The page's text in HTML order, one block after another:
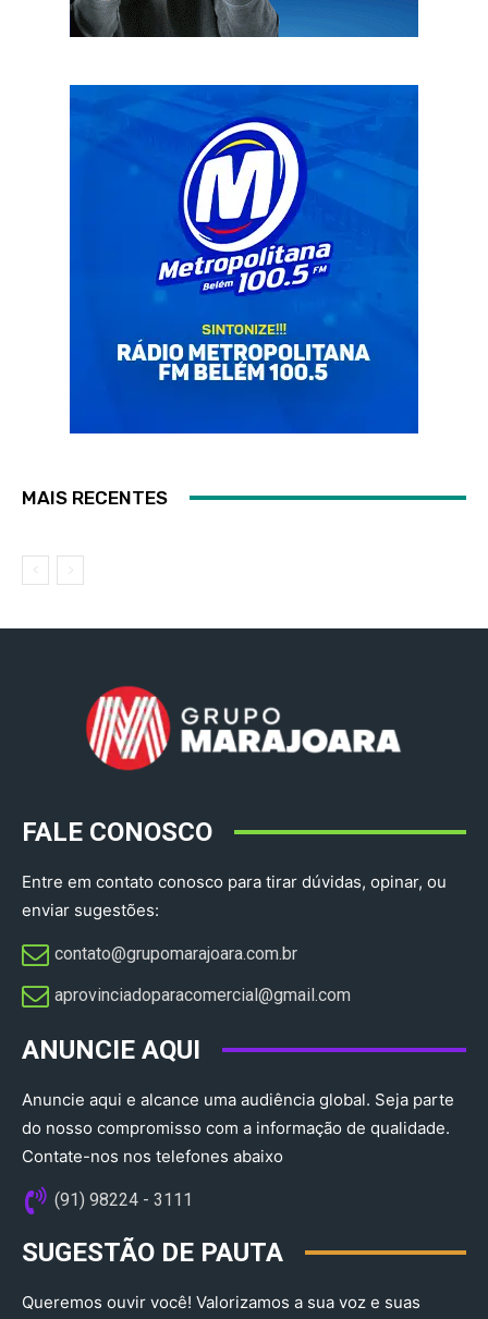
MAIS RECENTES
FALE CONOSCO
Entre em contato conosco para tirar dúvidas, opinar, ou
enviar sugestões:
contato@grupomarajoara.com.br
aprovinciadoparacomercial@gmail.com​
ANUNCIE AQUI
Anuncie aqui e alcance uma audiência global. Seja parte
do nosso compromisso com a informação de qualidade.
Contate-nos nos telefones abaixo
(91) 98224 - 3111
SUGESTÃO DE PAUTA
Queremos ouvir você! Valorizamos a sua voz e suas